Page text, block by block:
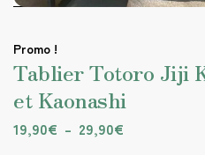
Promo !
Tablier Totoro Jiji
et Kaonashi
19,90€ – 29,90€